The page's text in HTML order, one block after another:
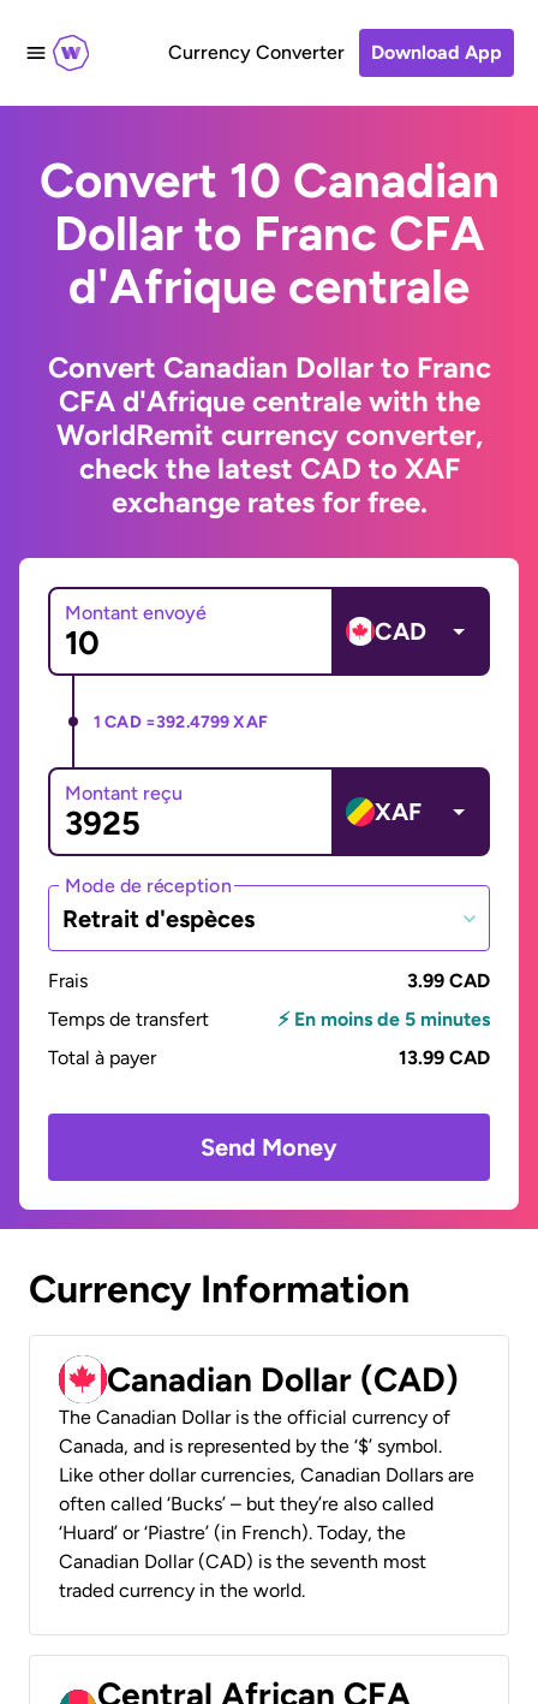
Currency Converter Download App
Convert 10 Canadian
Dollar to Franc CFA
d'Afrique centrale
Convert Canadian Dollar to Franc
CFA d'Afrique centrale with the
WorldRemit currency converter,
check the latest CAD to XAF
exchange rates for free.
Montant envoyé
CAD
1 CAD =392.4799 XAF
Montant reçu
XAF
Mode de réception
Retrait d'espèces
Frais
3.99 CAD
Temps de transfert
⚡ En moins de 5 minutes
Total à payer
13.99 CAD
Send Money
Currency Information
Canadian Dollar (CAD)
The Canadian Dollar is the official currency of
Canada, and is represented by the ‘$’ symbol.
Like other dollar currencies, Canadian Dollars are
often called ‘Bucks’ – but they’re also called
‘Huard’ or ‘Piastre’ (in French). Today, the
Canadian Dollar (CAD) is the seventh most
traded currency in the world.
Central African CFA